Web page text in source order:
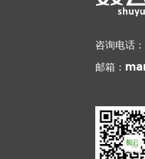
咨询电话：
邮箱：